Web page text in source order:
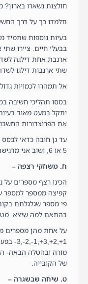
חולצות נשארו בארון?
תלמדו כך על דרך
בעיות נוספות שתמיד
בבעלי חיים. ציירו
ארנבת אחת דילגה
שתי ארנבות דילגו
אל תמהרו לכמויות
בססו תהליכי חשיבה
יתקל במעט מאוד בעיות
את הפרוצדורות
עד גן חובה כדאי
5 או 6, ושוב אני מדגישה שחשוב שהתעניינות תבוא מהילד.
ח. משחקי רצפה –
הכינו רצף מספרים על
קפיצה ממספר למספר
בהתאם למה שיצא,
מורה ובהטלה הבאה-
של הקובייה.
ט. שיחה שבשגרה –